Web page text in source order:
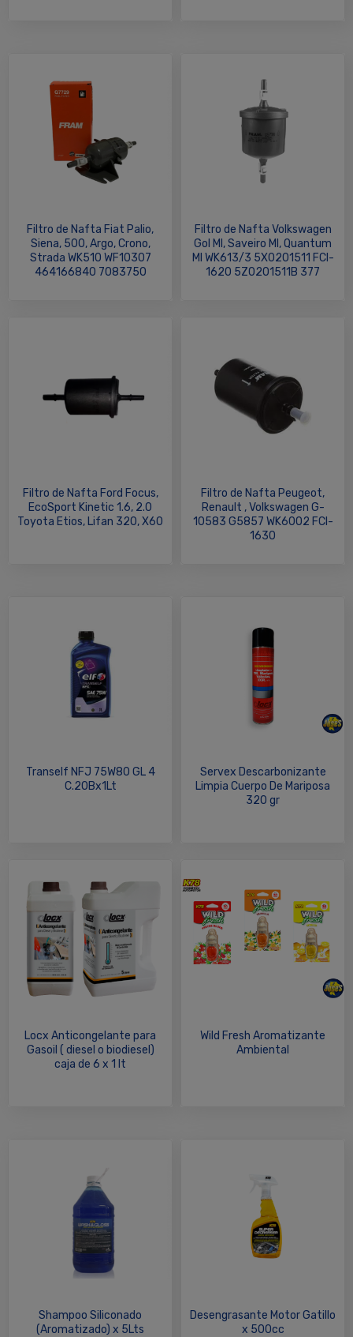
Filtro de Nafta Fiat Palio,
Siena, 500, Argo, Crono,
Strada WK510 WF10307
464166840 7083750
Filtro de Nafta Volkswagen
Gol MI, Saveiro MI, Quantum
MI WK613/3 5X0201511 FCI-
1620 5Z0201511B 377
Filtro de Nafta Ford Focus,
EcoSport Kinetic 1.6, 2.0
Toyota Etios, Lifan 320, X60
Filtro de Nafta Peugeot,
Renault , Volkswagen G-
10583 G5857 WK6002 FCI-
1630
Tranself NFJ 75W80 GL 4
C.20Bx1Lt
Servex Descarbonizante
Limpia Cuerpo De Mariposa
320 gr
Locx Anticongelante para
Gasoil ( diesel o biodiesel)
caja de 6 x 1 lt
Wild Fresh Aromatizante
Ambiental
Shampoo Siliconado
(Aromatizado) x 5Lts
Desengrasante Motor Gatillo
x 500cc